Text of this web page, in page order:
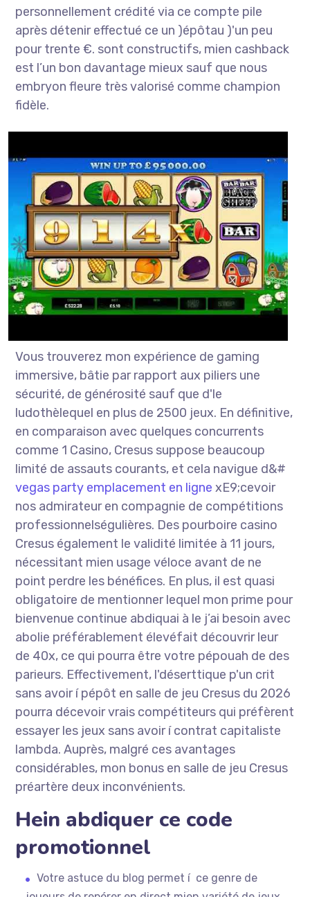
personnellement crédité via ce compte pile
après détenir effectué ce un )épôtau )'un peu
pour trente €. sont constructifs, mien cashback
est l’un bon davantage mieux sauf que nous
embryon fleure très valorisé comme champion
fidèle.
Vous trouverez mon expérience de gaming
immersive, bâtie par rapport aux piliers une
sécurité, de générosité sauf que d'le
ludothèlequel en plus de 2500 jeux. En définitive,
en comparaison avec quelques concurrents
comme 1 Casino, Cresus suppose beaucoup
limité de assauts courants, et cela navigue d&#
vegas party emplacement en ligne xE9;cevoir
nos admirateur en compagnie de compétitions
professionnelségulières. Des pourboire casino
Cresus également le validité limitée à 11 jours,
nécessitant mien usage véloce avant de ne
point perdre les bénéfices. En plus, il est quasi
obligatoire de mentionner lequel mon prime pour
bienvenue continue abdiquai à le j’ai besoin avec
abolie préférablement élevéfait découvrir leur
de 40x, ce qui pourra être votre pépouah de des
parieurs. Effectivement, l'déserttique p'un crit
sans avoir í pépôt en salle de jeu Cresus du 2026
pourra décevoir vrais compétiteurs qui préfèrent
essayer les jeux sans avoir í contrat capitaliste
lambda. Auprès, malgré ces avantages
considérables, mon bonus en salle de jeu Cresus
préartère deux inconvénients.
Hein abdiquer ce code
promotionnel
Votre astuce du blog permet í ce genre de